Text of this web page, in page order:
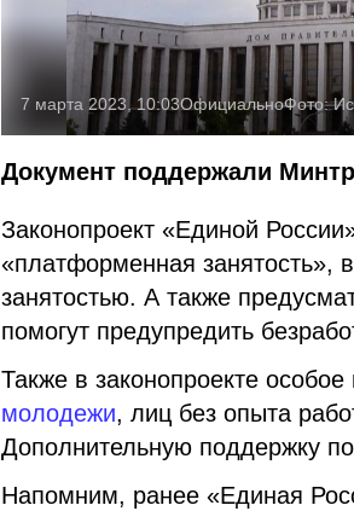
7 марта 2023, 10:03ОфициальноФото:
Документ поддержали
Законопроект «Единой
«платформенная занятость»,
занятостью. А также
помогут предупредить
Также в законопроекте
молодежи, лиц без опыта
Дополнительную поддержку
Напомним, ранее «Единая